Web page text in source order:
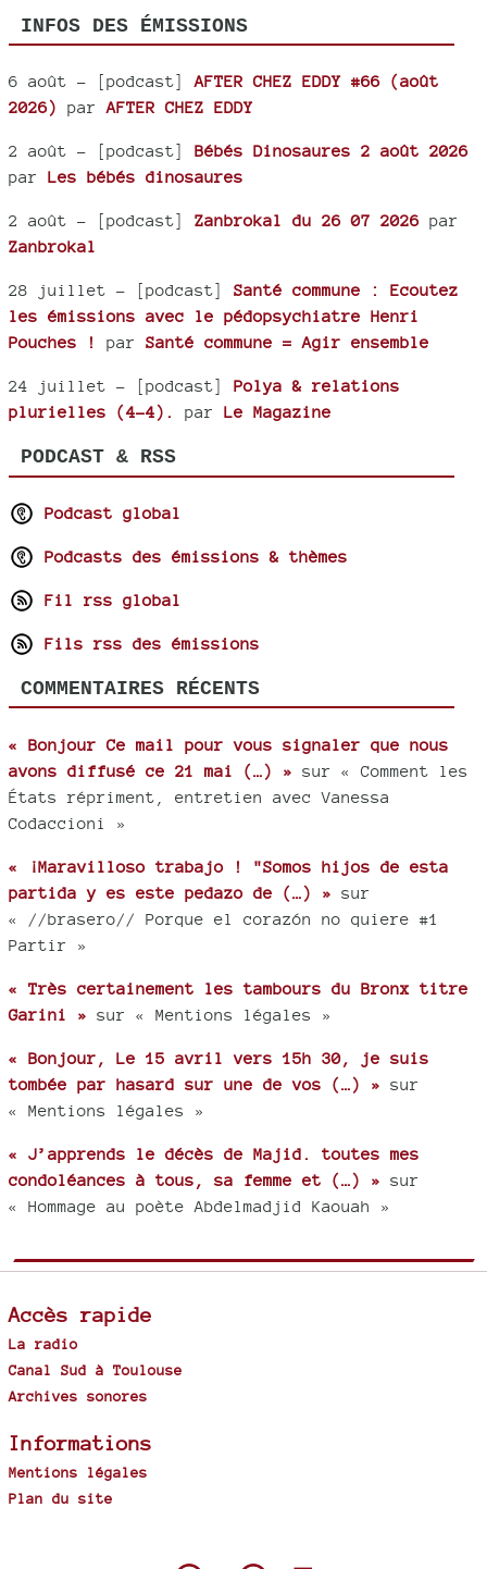
INFOS DES ÉMISSIONS
6 août - [podcast] AFTER CHEZ EDDY #66 (août
2026)
par AFTER CHEZ EDDY
2 août - [podcast] Bébés Dinosaures 2 août 2026
par Les bébés dinosaures
2 août - [podcast] Zanbrokal du 26 07 2026 par
Zanbrokal
28 juillet - [podcast] Santé commune : Ecoutez
les émissions avec le pédopsychiatre Henri
Pouches !
par Santé commune = Agir ensemble
24 juillet - [podcast] Polya & relations
plurielles (4-4).
par Le Magazine
PODCAST & RSS
Podcast global
Podcasts des émissions & thèmes
Fil rss global
Fils rss des émissions
COMMENTAIRES RÉCENTS
« Bonjour Ce mail pour vous signaler que nous
avons diffusé ce 21 mai (…) » sur « Comment les
États répriment, entretien avec Vanessa
Codaccioni »
« ¡Maravilloso trabajo ! "Somos hijos de esta
partida y es este pedazo de (…) » sur
« //brasero// Porque el corazón no quiere #1
Partir »
« Très certainement les tambours du Bronx titre
Garini » sur « Mentions légales »
« Bonjour, Le 15 avril vers 15h 30, je suis
tombée par hasard sur une de vos (…) » sur
« Mentions légales »
« J’apprends le décès de Majid. toutes mes
condoléances à tous, sa femme et (…) » sur
« Hommage au poète Abdelmadjid Kaouah »
Accès rapide
La radio
Canal Sud à Toulouse
Archives sonores
Informations
Mentions légales
Plan du site